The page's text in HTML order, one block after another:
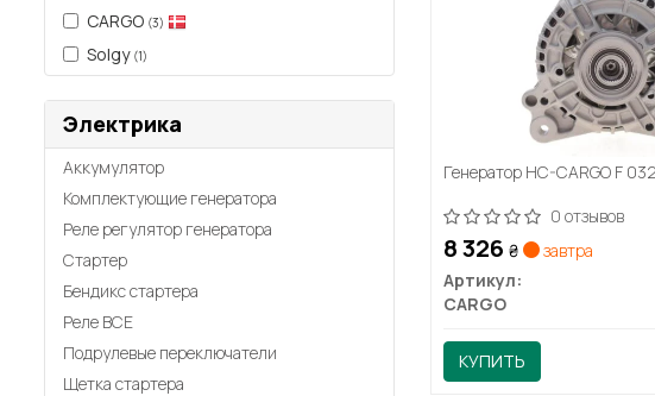
CARGO (3)
Solgy (1)
Электрика
Аккумулятор
Комплектующие генератора
Реле регулятор генератора
Стартер
Бендикс стартера
Реле ВСЕ
Подрулевые переключатели
Щетка стартера
Генератор HC-CARGO F
0 отзывов
8 326 ₴
завтра
Артикул:
CARGO
КУПИТЬ